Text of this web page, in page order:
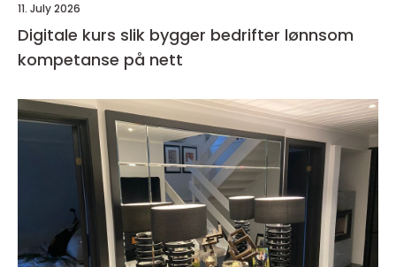
11. July 2026
Digitale kurs slik bygger bedrifter lønnsom
kompetanse på nett